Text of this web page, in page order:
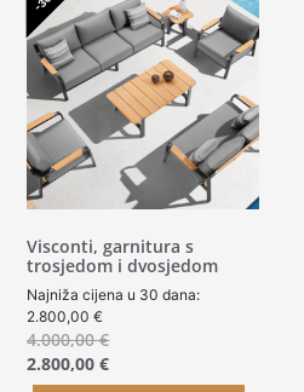
Visconti, garnitura s
trosjedom i dvosjedom
Najniža cijena u 30 dana:
2.800,00€
4.000,00€
2.800,00€